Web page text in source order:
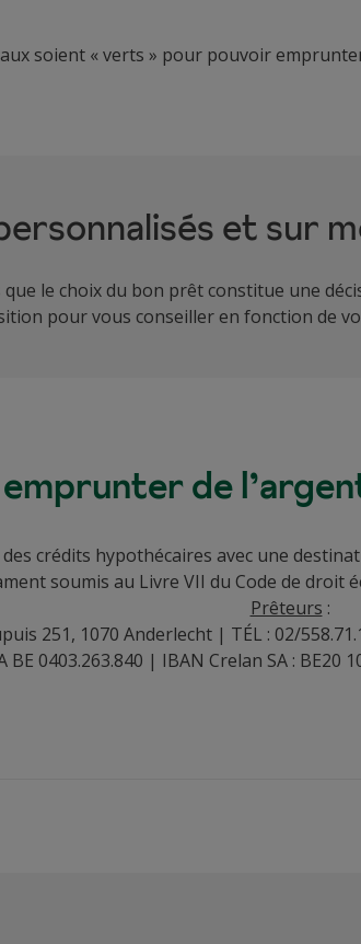
soient « verts » pour pouvoir
et sur
le choix du bon prêt constitue une
pour vous conseiller en fonction de
de
crédits hypothécaires avec une
soumis au Livre VII du Code de droit
Prêteurs :
251, 1070 Anderlecht | TÉL : 02/
BE 0403.263.840 | IBAN Crelan SA : BE20